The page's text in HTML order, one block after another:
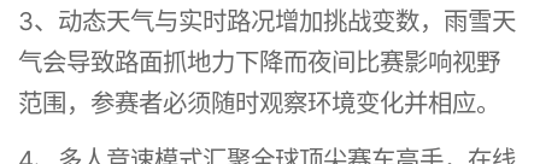
3、动态天气与实时路况增加挑战变数，雨雪天
气会导致路面抓地力下降而夜间比赛影响视野
范围，参赛者必须随时观察环境变化并相应。